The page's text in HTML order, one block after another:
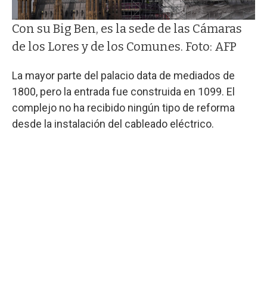
Con su Big Ben, es la sede de las Cámaras
de los Lores y de los Comunes. Foto: AFP
La mayor parte del palacio data de mediados de
1800, pero la entrada fue construida en 1099. El
complejo no ha recibido ningún tipo de reforma
desde la instalación del cableado eléctrico.